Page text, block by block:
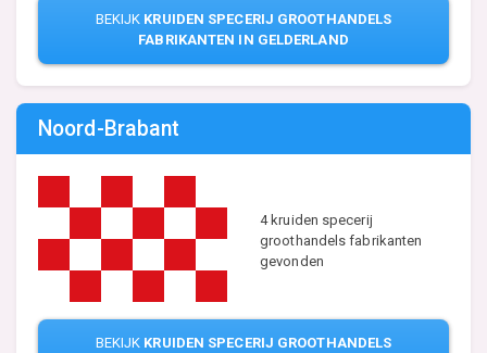
BEKIJK KRUIDEN SPECERIJ GROOTHANDELS
FABRIKANTEN IN GELDERLAND
Noord-Brabant
4 kruiden specerij
groothandels fabrikanten
gevonden
BEKIJK KRUIDEN SPECERIJ GROOTHANDELS